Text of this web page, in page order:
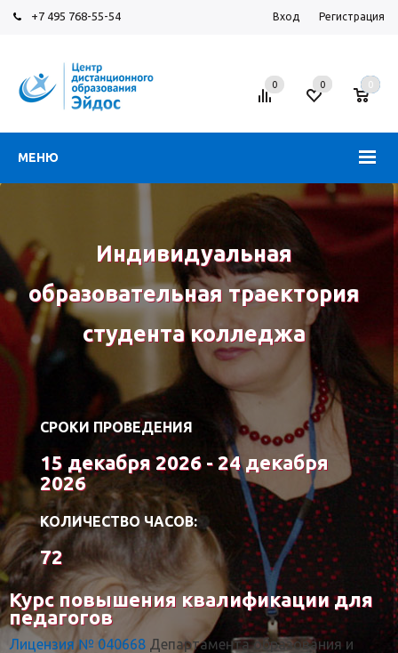
+7 495 768-55-54 Вход Регистрация
МЕНЮ
0 0 0
Индивидуальная
образовательная траектория
студента колледжа
СРОКИ ПРОВЕДЕНИЯ
15 декабря 2026 - 24 декабря
2026
КОЛИЧЕСТВО ЧАСОВ:
72
Курс повышения квалификации для
педагогов
Лицензия № 040668 Департамента образования и